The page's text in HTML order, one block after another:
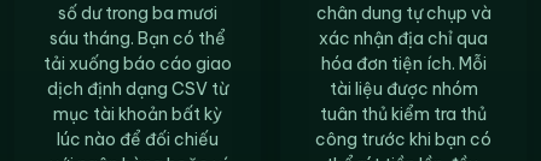
số dư trong ba mươi
sáu tháng. Bạn có thể
tải xuống báo cáo giao
dịch định dạng CSV từ
mục tài khoản bất kỳ
lúc nào để đối chiếu
chân dung tự chụp và
xác nhận địa chỉ qua
hóa đơn tiện ích. Mỗi
tài liệu được nhóm
tuân thủ kiểm tra thủ
công trước khi bạn có